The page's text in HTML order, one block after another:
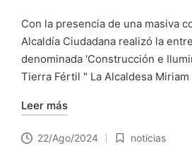
Con la presencia de una masiva
Alcaldía Ciudadana realizó la
denominada 'Construcción e
Tierra Fértil " La Alcaldesa
Leer más
22/Ago/2024
Publicado
noticias